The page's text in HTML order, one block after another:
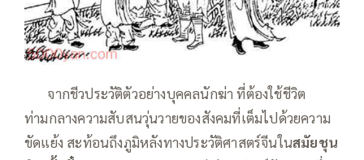
จากชีวประวัติตัวอย่างบุคคลนักฆ่า ที่ต้องใช้ชีวิต
ท่ามกลางความสับสนวุ่นวายของสังคมที่เต็มไปด้วยความ
ขัดแย้ง สะท้อนถึงภูมิหลังทางประวัติศาสตร์จีนในสมัยชุน